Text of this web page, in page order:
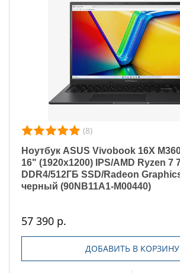
(8)
Ноутбук ASUS Vivobook 16X
16" (1920x1200) IPS/AMD Ryzen 7
DDR4/512ГБ SSD/Radeon
черный (90NB11A1-M00440)
57 390 р.
ДОБАВИТЬ В КОРЗИНУ